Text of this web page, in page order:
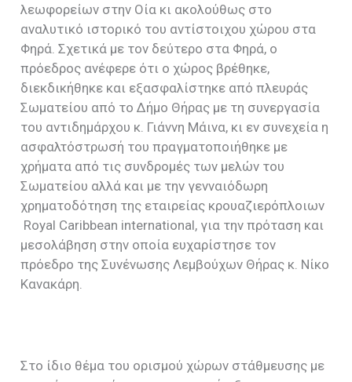
λεωφορείων στην Οία κι ακολούθως στο
αναλυτικό ιστορικό του αντίστοιχου χώρου στα
Φηρά. Σχετικά με τον δεύτερο στα Φηρά, ο
πρόεδρος ανέφερε ότι ο χώρος βρέθηκε,
διεκδικήθηκε και εξασφαλίστηκε από πλευράς
Σωματείου από το Δήμο Θήρας με τη συνεργασία
του αντιδημάρχου κ. Γιάννη Μάινα, κι εν συνεχεία η
ασφαλτόστρωσή του πραγματοποιήθηκε με
χρήματα από τις συνδρομές των μελών του
Σωματείου αλλά και με την γενναιόδωρη
χρηματοδότηση της εταιρείας κρουαζιερόπλοιων
Royal Caribbean international, για την πρόταση και
μεσολάβηση στην οποία ευχαρίστησε τον
πρόεδρο της Συνένωσης Λεμβούχων Θήρας κ. Νίκο
Κανακάρη.
Στο ίδιο θέμα του ορισμού χώρων στάθμευσης με